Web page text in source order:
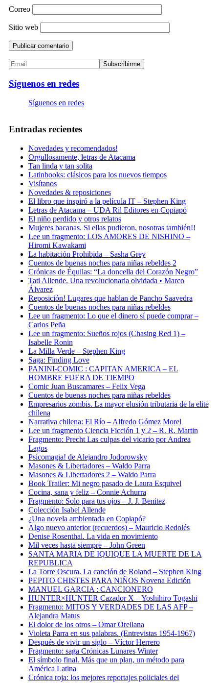
Correo
Sitio web
Síguenos en redes
Síguenos en redes
Entradas recientes
Novedades y recomendados!
Orgullosamente, letras de Atacama
Tan linda y tan solita
Latinbooks: clásicos para los nuevos tiempos
Visítanos
Novedades & reposiciones
El libro que inspiró a la película IT – Stephen King
Letras de Atacama – UDA Ril Editores en Copiapó
El niño perdido y otros relatos
Mujeres bacanas. Si ellas pudieron, nosotras también!!
Lee un fragmento: LOS AMORES DE NISHINO –
Hiromi Kawakami
La habitación Prohibida – Sasha Grey
Cuentos de buenas noches para niñas rebeldes 2
Crónicas de Équilas: “La doncella del Corazón Negro”
Tati Allende. Una revolucionaria olvidada • Marco
Álvarez
Reposición! Lugares que hablan de Pancho Saavedra
Cuentos de buenas noches para niñas rebeldes
Lee un fragmento: Lo que el dinero sí puede comprar –
Carlos Peña
Lee un fragmento: Sueños rojos (Chasing Red 1) –
Isabelle Ronin
La Milla Verde – Stephen King
Saga: Finding Love
PANINI-COMIC : CAPITAN AMERICA – EL
HOMBRE FUERA DE TIEMPO
Comic Juan Buscamares – Felix Vega
Cuentos de buenas noches para niñas rebeldes
Empresarios zombis. La mayor elusión tributaria de la elite
chilena
Narrativa chilena: El Río – Alfredo Gómez Morel
Lee un fragmento Ciencia Ficción 1 y 2 – R. R. Martin
Fragmento: Precht Las culpas del vicario por Andrea
Lagos
Psicomagia! de Alejandro Jodorowsky
Masones & Libertadores – Waldo Parra
Masones & Libertadores 2 – Waldo Parra
Book Trailer: Mi negro pasado de Laura Esquivel
Cocina, sana y feliz – Connie Achurra
Fragmento: Solo para tus ojos – J. J. Benitez
Colección Isabel Allende
¿Una novela ambientada en Copiapó?
Algo nuevo anterior (recuerdos) – Mauricio Redolés
Denise Rosenthal. La vida en movimiento
Mil veces hasta siempre – John Green
SANTA MARIA DE IQUIQUE LA MUERTE DE LA
REPUBLICA
La Torre Oscura. La canción de Roland – Stephen King
PEPITO CHISTES PARA NIÑOS Novena Edición
MANUEL GARCIA : CANCIONERO
HUNTER×HUNTER Cazador X – Yoshihiro Togashi
Fragmento: MITOS Y VERDADES DE LAS AFP –
Alejandra Matus
El dolor de los otros – Omar Orellana
Violeta Parra en sus palabras. (Entrevistas 1954-1967)
Después de vivir un siglo – Víctor Herrero
Fragmento: saga Crónicas Lunares Winter
El símbolo final. Más que un plan, un método para
América Latina
Crónica roja: los mejores reportajes policiales del